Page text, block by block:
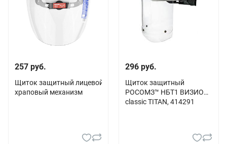
257 руб.
Щиток защитный лицевой СИБИН с экраном из
храповый механизм
296 руб.
Щиток защитный
РОСОМЗ™ НБТ1 ВИЗИОН
classic TITAN, 414291